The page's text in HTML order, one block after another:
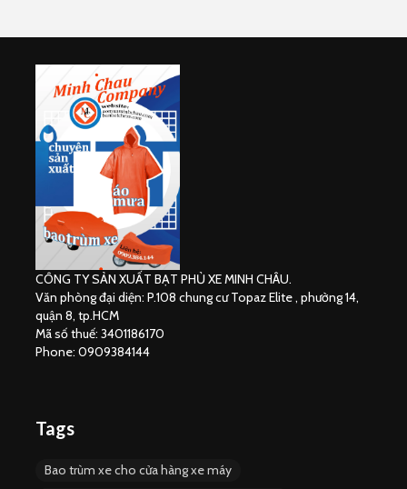
CÔNG TY SẢN XUẤT BẠT PHỦ XE MINH CHÂU.
Văn phòng đại diện: P.108 chung cư Topaz Elite , phường 14,
quận 8, tp.HCM
Mã số thuế: 3401186170
Phone: 0909384144
Tags
Bao trùm xe cho cửa hàng xe máy